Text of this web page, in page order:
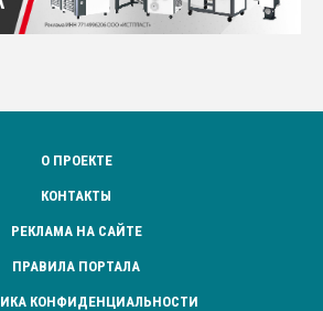
О ПРОЕКТЕ
КОНТАКТЫ
РЕКЛАМА НА САЙТЕ
ПРАВИЛА ПОРТАЛА
КОНФИДЕНЦИАЛЬНОСТИ